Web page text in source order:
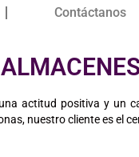
Contáctanos
actitud positiva y un
nuestro cliente es el